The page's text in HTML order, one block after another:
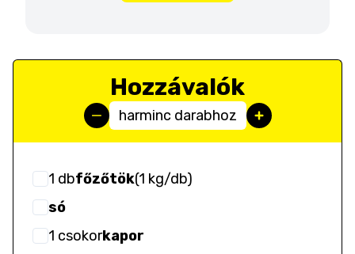
Hozzávalók
harminc darabhoz
1 dbfőzőtök(1 kg/db)
só
1 csokorkapor